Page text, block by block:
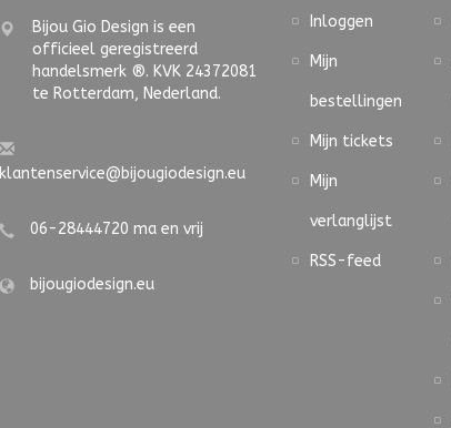
Bijou Gio Design is een
officieel geregistreerd
handelsmerk ®. KVK 24372081
te Rotterdam, Nederland.
klantenservice@bijougiodesign.eu
06-28444720 ma en vrij
bijougiodesign.eu
Inloggen
Mijn
bestellingen
Mijn tickets
Mijn
verlanglijst
RSS-feed